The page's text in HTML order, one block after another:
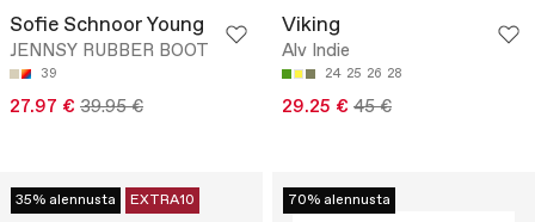
Sofie Schnoor Young
JENNSY RUBBER BOOT
39
27.97 € 39.95 €
Viking
Alv Indie
24 25 26 28
29.25 € 45 €
35% alennusta EXTRA10 70% alennusta